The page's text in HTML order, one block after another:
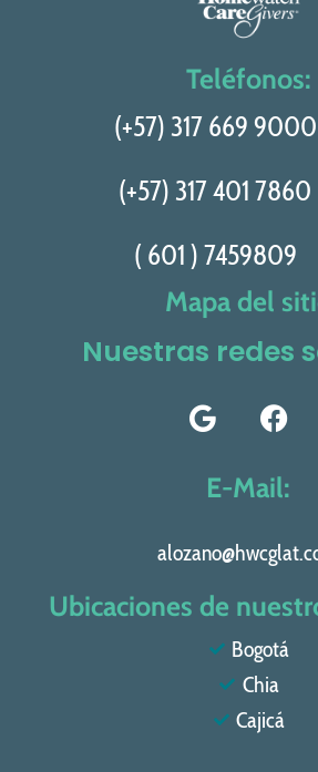
Teléfonos:
(+57) 317 669 9000
(+57) 317 401 7860
( 601 ) 7459809
Mapa del
Nuestras redes
E-Mail:
Ubicaciones de
Bogotá
Chia
Cajicá